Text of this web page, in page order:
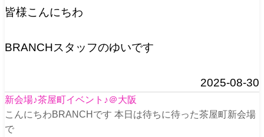
皆様こんにちわ
BRANCHスタッフのゆいです
2025-08-30
新会場♪茶屋町イベント♪＠大阪
こんにちわBRANCHです 本日は待ちに待った茶屋町新会場
で